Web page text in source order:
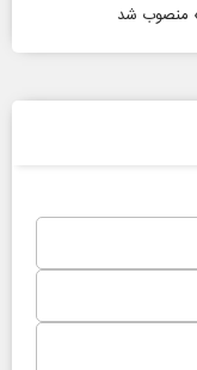
منصوب شد